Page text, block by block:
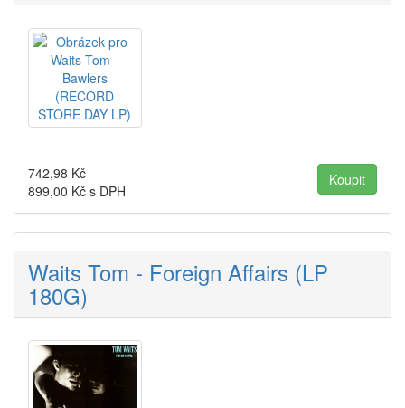
742,98 Kč
899,00 Kč s DPH
Waits Tom - Foreign Affairs (LP
180G)